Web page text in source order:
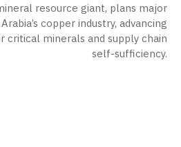
resource giant, plans major
copper industry, advancing
critical minerals and supply chain
self-sufficiency.